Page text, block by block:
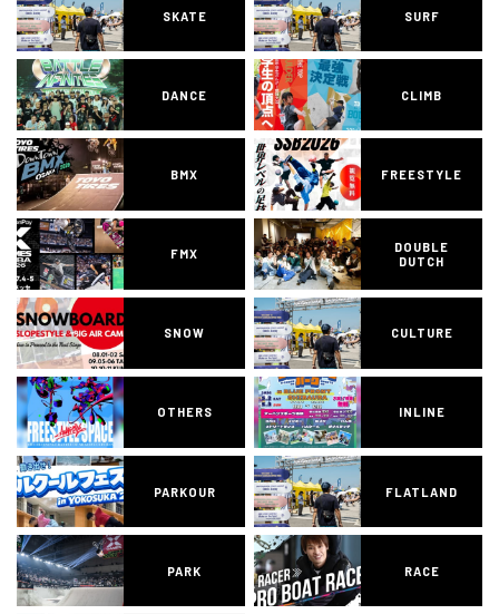
SKATE SURF
DANCE CLIMB
BMX FREESTYLE
FMX
DOUBLE
DUTCH
SNOW CULTURE
OTHERS INLINE
PARKOUR FLATLAND
PARK RACE